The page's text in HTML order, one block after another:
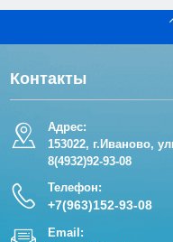
Контакты
Адрес:
153022, г.Иваново,
8(4932)92-93-08
Телефон:
+7(963)152-93-08
Email: